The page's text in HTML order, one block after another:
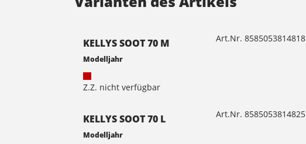
KELLYS SOOT 70 M
Modelljahr
Z.Z. nicht verfügbar
Art.Nr. 8585053814818
KELLYS SOOT 70 L
Modelljahr
Art.Nr. 8585053814825